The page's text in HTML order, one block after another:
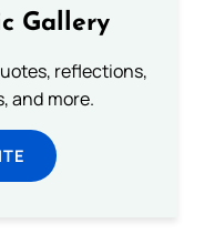
Gallery
reflections,
and more.